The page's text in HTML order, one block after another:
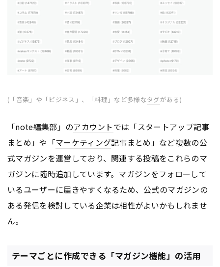
(「音楽」や「ビジネス」、「料理」など多様なタグがある)
「note編集部」のアカウントでは「スタートアップ記事
まとめ」や「マーケティング記事まとめ」など複数の公
式マガジンを運営しており、関連する投稿をこれらのマ
ガジンに随時追加しています。マガジンをフォローして
いるユーザーに届きやすくなるため、公式のマガジンの
ある発信を検討している企業は相性がよいかもしれませ
ん。
テーマごとに作成できる「マガジン機能」の活用